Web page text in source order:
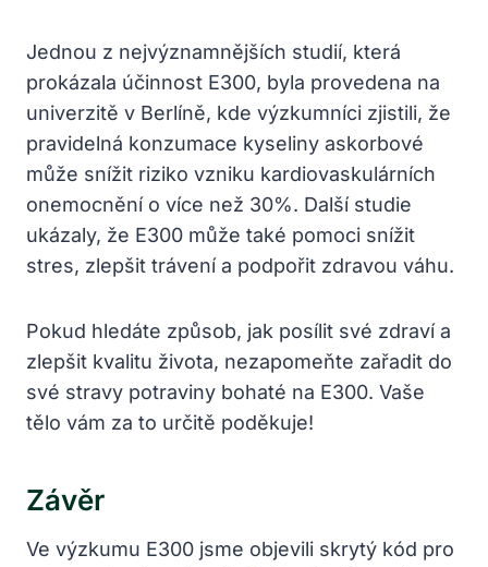
Jednou z nejvýznamnějších studií, která
prokázala účinnost E300, byla provedena na
univerzitě v Berlíně, kde výzkumníci zjistili, že
pravidelná konzumace kyseliny askorbové
může snížit riziko vzniku kardiovaskulárních
onemocnění o více než 30%. Další studie
ukázaly, že E300 může také pomoci snížit
stres, zlepšit trávení a podpořit zdravou váhu.
Pokud hledáte způsob, jak posílit své zdraví a
zlepšit kvalitu života, nezapomeňte zařadit do
své stravy potraviny bohaté na E300. Vaše
tělo vám za to určitě poděkuje!
Závěr
Ve výzkumu E300 jsme objevili skrytý kód pro